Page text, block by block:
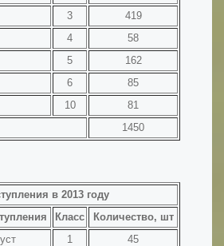
3
419
4
58
5
162
6
85
10
81
1450
в 2013 году
Класс
Количество, шт
1
45